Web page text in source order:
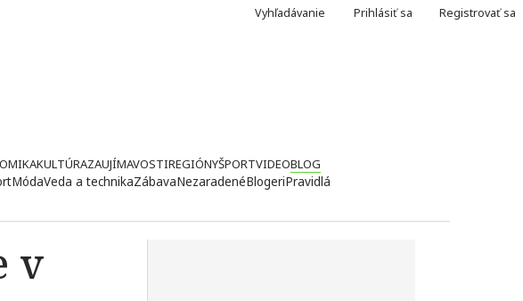
Vyhľadávanie Prihlásiť sa Registrovať sa
KULTÚRAZAUJÍMAVOSTIREGIÓNYŠPORTVIDEOBLOG
MódaVeda a technikaZábavaNezaradenéBlogeriPravidlá
v